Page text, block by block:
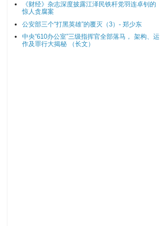
《财经》杂志深度披露江泽民铁杆党羽连卓钊的
惊人贪腐案
公安部三个“打黑英雄”的覆灭（3）- 郑少东
中央“610办公室”三级指挥官全部落马， 架构、运
作及罪行大揭秘 （长文）